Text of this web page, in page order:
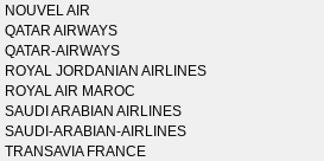
NOUVEL AIR
QATAR AIRWAYS
QATAR-AIRWAYS
ROYAL JORDANIAN AIRLINES
ROYAL AIR MAROC
SAUDI ARABIAN AIRLINES
SAUDI-ARABIAN-AIRLINES
TRANSAVIA FRANCE